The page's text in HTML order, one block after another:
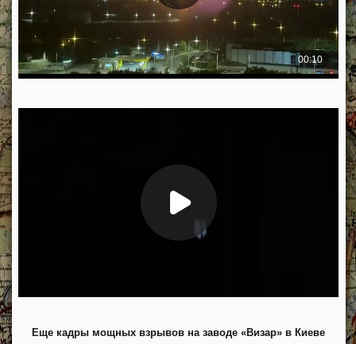
Еще кадры мощных взрывов на заводе «Визар» в Киеве